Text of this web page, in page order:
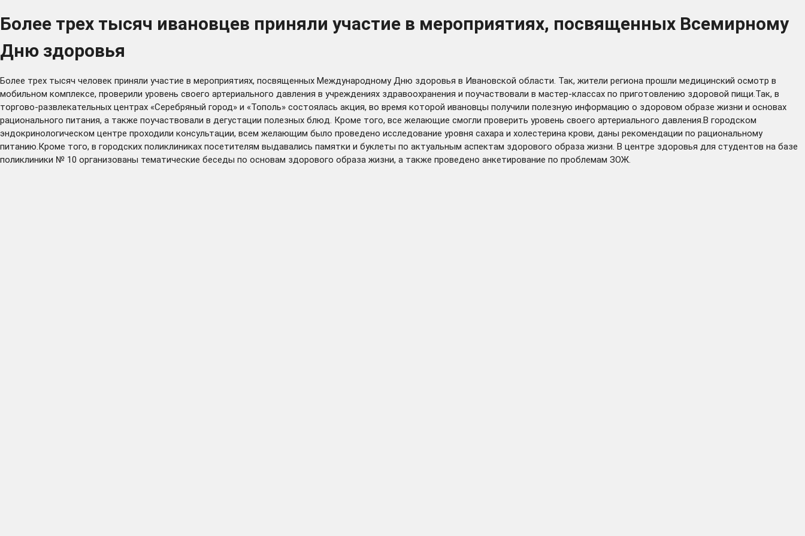
Более трех тысяч ивановцев приняли участие в мероприятиях, посвященных Всемирному
Дню здоровья
Более трех тысяч человек приняли участие в мероприятиях, посвященных Международному Дню здоровья в Ивановской области. Так, жители региона прошли медицинский осмотр в
мобильном комплексе, проверили уровень своего артериального давления в учреждениях здравоохранения и поучаствовали в мастер-классах по приготовлению здоровой пищи.Так, в
торгово-развлекательных центрах «Серебряный город» и «Тополь» состоялась акция, во время которой ивановцы получили полезную информацию о здоровом образе жизни и основах
рационального питания, а также поучаствовали в дегустации полезных блюд. Кроме того, все желающие смогли проверить уровень своего артериального давления.В городском
эндокринологическом центре проходили консультации, всем желающим было проведено исследование уровня сахара и холестерина крови, даны рекомендации по рациональному
питанию.Кроме того, в городских поликлиниках посетителям выдавались памятки и буклеты по актуальным аспектам здорового образа жизни. В центре здоровья для студентов на базе
поликлиники № 10 организованы тематические беседы по основам здорового образа жизни, а также проведено анкетирование по проблемам ЗОЖ.